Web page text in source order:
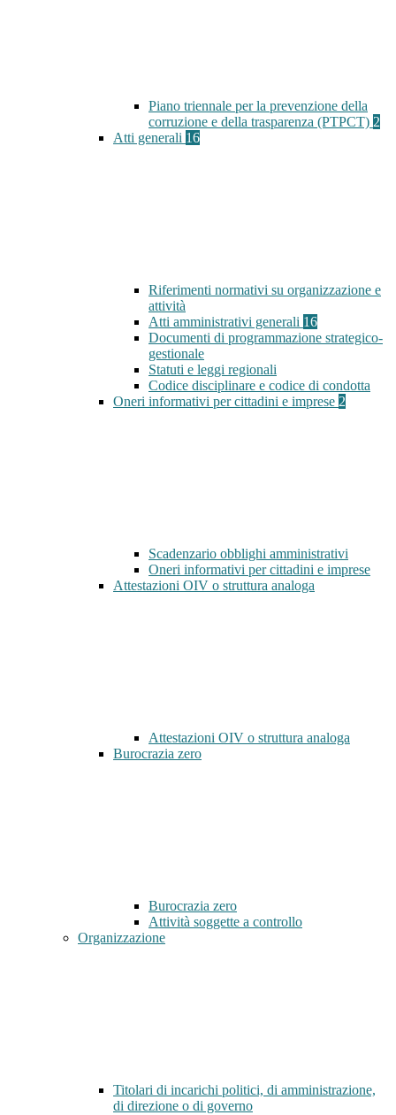
Piano triennale per la prevenzione della
corruzione e della trasparenza (PTPCT) 2
Atti generali 16
Riferimenti normativi su organizzazione e
attività
Atti amministrativi generali 16
Documenti di programmazione strategico-
gestionale
Statuti e leggi regionali
Codice disciplinare e codice di condotta
Oneri informativi per cittadini e imprese 2
Scadenzario obblighi amministrativi
Oneri informativi per cittadini e imprese
Attestazioni OIV o struttura analoga
Attestazioni OIV o struttura analoga
Burocrazia zero
Burocrazia zero
Attività soggette a controllo
Organizzazione
Titolari di incarichi politici, di amministrazione,
di direzione o di governo